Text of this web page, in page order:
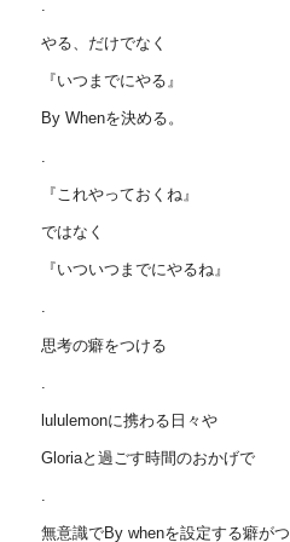
やる、だけでなく
『いつまでにやる』
By Whenを決める。
『これやっておくね』
ではなく
『いついつまでにやるね』
.
思考の癖をつける
lululemonに携わる日々や
Gloriaと過ごす時間のおかげで
.
無意識でBy whenを設定する癖が